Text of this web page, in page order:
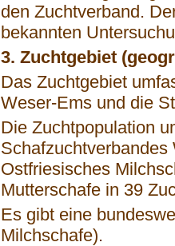
den Zuchtverband.
bekannten
3. Zuchtgebiet
Das Zuchtgebiet
Weser-Ems und die
Die Zuchtpopulation
Schafzuchtverbandes
Ostfriesisches
Mutterschafe in 39
Es gibt eine
Milchschafe).